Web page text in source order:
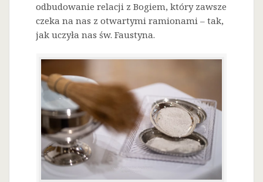
odbudowanie relacji z Bogiem, który zawsze
czeka na nas z otwartymi ramionami – tak,
jak uczyła nas św. Faustyna.